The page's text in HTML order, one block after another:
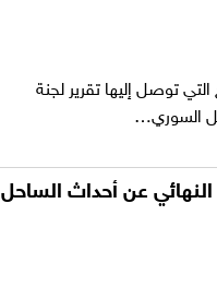
توصل إليها تقرير لجنة
السوري…
عن أحداث الساحل